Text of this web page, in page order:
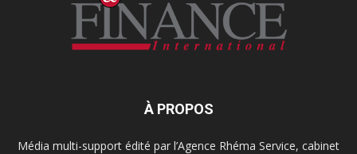
À PROPOS
Média multi-support édité par l’Agence Rhéma Service, cabinet